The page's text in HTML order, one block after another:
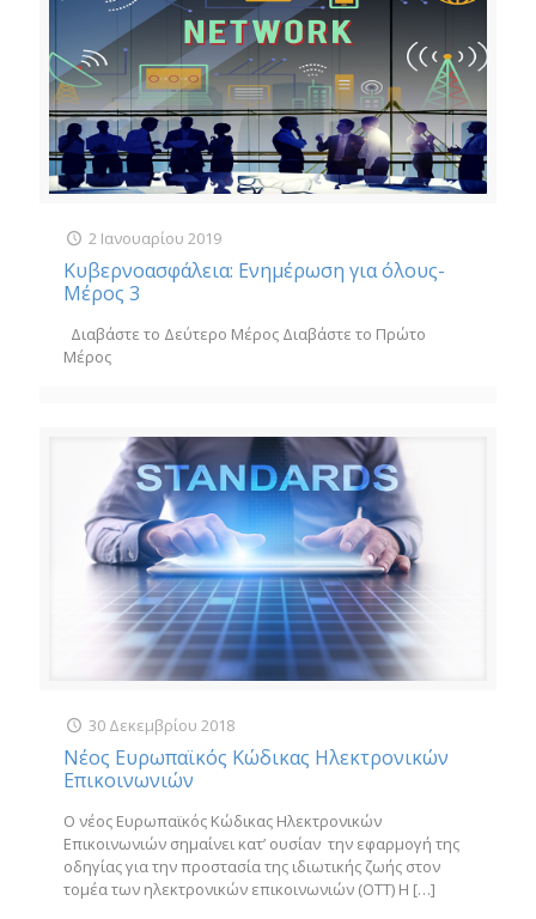
2 Ιανουαρίου 2019
Κυβερνοασφάλεια: Eνημέρωση για όλους-
Μέρος 3
Διαβάστε το Δεύτερο Μέρος Διαβάστε το Πρώτο
Μέρος
30 Δεκεμβρίου 2018
Νέος Ευρωπαϊκός Κώδικας Ηλεκτρονικών
Επικοινωνιών
Ο νέος Ευρωπαϊκός Κώδικας Ηλεκτρονικών
Επικοινωνιών σημαίνει κατ’ ουσίαν την εφαρμογή της
οδηγίας για την προστασία της ιδιωτικής ζωής στον
τομέα των ηλεκτρονικών επικοινωνιών (OTT) Η […]